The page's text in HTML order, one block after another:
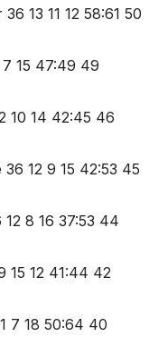
13 11 12 58:61 50
15 47:49 49
10 14 42:45 46
36 12 9 15 42:53 45
12 8 16 37:53 44
15 12 41:44 42
7 18 50:64 40